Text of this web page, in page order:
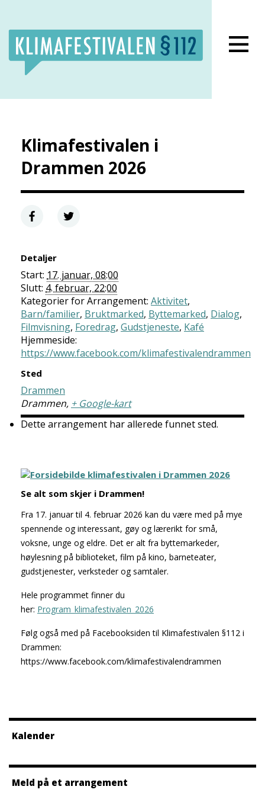
Lukk meny
Klimafestivalen i
Drammen 2026
Detaljer
Start: 17. januar, 08:00
Slutt: 4. februar, 22:00
Kategorier for Arrangement: Aktivitet,
Barn/familier, Bruktmarked, Byttemarked, Dialog,
Filmvisning, Foredrag, Gudstjeneste, Kafé
Hjemmeside:
https://www.facebook.com/klimafestivalendrammen
Sted
Drammen
Drammen, + Google-kart
Dette arrangement har allerede funnet sted.
Se alt som skjer i Drammen!
Fra 17. januar til 4. februar 2026 kan du være med på mye
spennende og interessant, gøy og lærerikt for små,
voksne, unge og eldre. Det er alt fra byttemarkeder,
høylesning på biblioteket, film på kino, barneteater,
gudstjenester, verksteder og samtaler.
Hele programmet finner du
her: Program_klimafestivalen_2026
Følg også med på Facebooksiden til Klimafestivalen §112 i
Drammen:
https://www.facebook.com/klimafestivalendrammen
Kalender
Meld på et arrangement